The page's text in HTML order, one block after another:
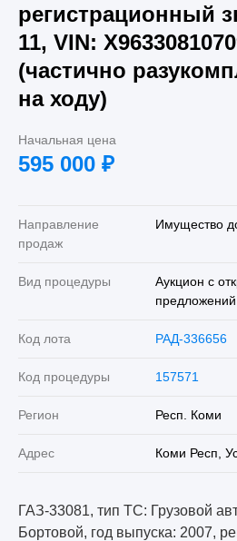
регистрационный
11, VIN:
(частично
на ходу)
Начальная цена
595 000 ₽
Направление
продаж
Имущество
Вид процедуры
Аукцион с
предложений
Код лота РАД-336656
Код процедуры 157571
Регион Респ. Коми
Адрес Коми Респ,
ГАЗ-33081, тип ТС: Грузовой
Бортовой, год выпуска: 2007,